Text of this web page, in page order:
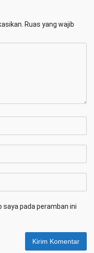
Ruas yang wajib
saya pada peramban ini